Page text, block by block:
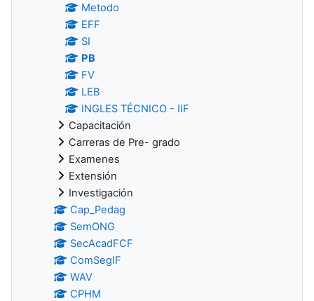
Metodo
EFF
SI
PB
FV
LEB
INGLES TÉCNICO - IIF
Capacitación
Carreras de Pre- grado
Examenes
Extensión
Investigación
Cap_Pedag
SemONG
SecAcadFCF
ComSegIF
WAV
CPHM